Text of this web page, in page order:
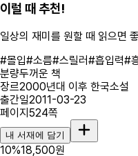
이럴 때 추천!
일상의 재미를 원할 때 읽으면
#몰입#소름#스릴러#흡입력#
분량두꺼운 책
장르2000년대 이후 한국소설
출간일2011-03-23
페이지524쪽
내 서재에 담기
10%18,500원